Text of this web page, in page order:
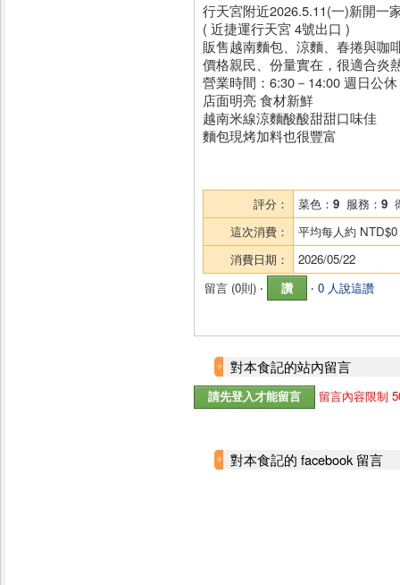
行天宮附近2026.5.11(一)新開一
( 近捷運行天宮 4號出口 )
販售越南麵包、涼麵、春捲與咖
價格親民、份量實在，很適合炎
營業時間：6:30－14:00 週日公休
店面明亮 食材新鮮
越南米線涼麵酸酸甜甜口味佳
麵包現烤加料也很豐富
評分： 菜色： 9 服務： 9
這次消費：
平均每人約 NTD$0
消費日期：
2026/05/22
留言 (0則) ‧ 讚 ‧ 0 人說這讚
對本食記的站內留言
留言內容限制
對本食記的 facebook 留言